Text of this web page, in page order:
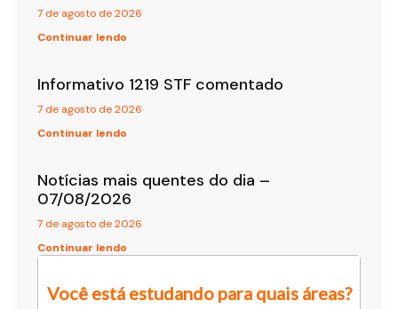
7 de agosto de 2026
Continuar lendo
Informativo 1219 STF comentado
7 de agosto de 2026
Continuar lendo
Notícias mais quentes do dia –
07/08/2026
7 de agosto de 2026
Continuar lendo
Você está estudando para quais áreas?